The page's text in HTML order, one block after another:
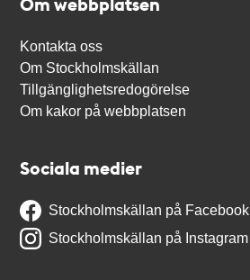
Kontakta oss
Om Stockholmskällan
Tillgänglighetsredogörelse
Om kakor på webbplatsen
Sociala medier
Stockholmskällan på Facebook
Stockholmskällan på Instagram